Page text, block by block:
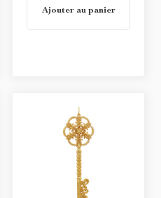
Ajouter au panier